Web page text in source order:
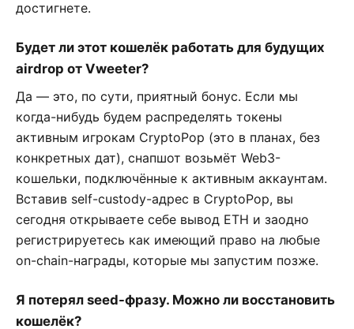
достигнете.
Будет ли этот кошелёк работать для будущих
airdrop от Vweeter?
Да — это, по сути, приятный бонус. Если мы
когда-нибудь будем распределять токены
активным игрокам CryptoPop (это в планах, без
конкретных дат), снапшот возьмёт Web3-
кошельки, подключённые к активным аккаунтам.
Вставив self-custody-адрес в CryptoPop, вы
сегодня открываете себе вывод ETH и заодно
регистрируетесь как имеющий право на любые
on-chain-награды, которые мы запустим позже.
Я потерял seed-фразу. Можно ли восстановить
кошелёк?